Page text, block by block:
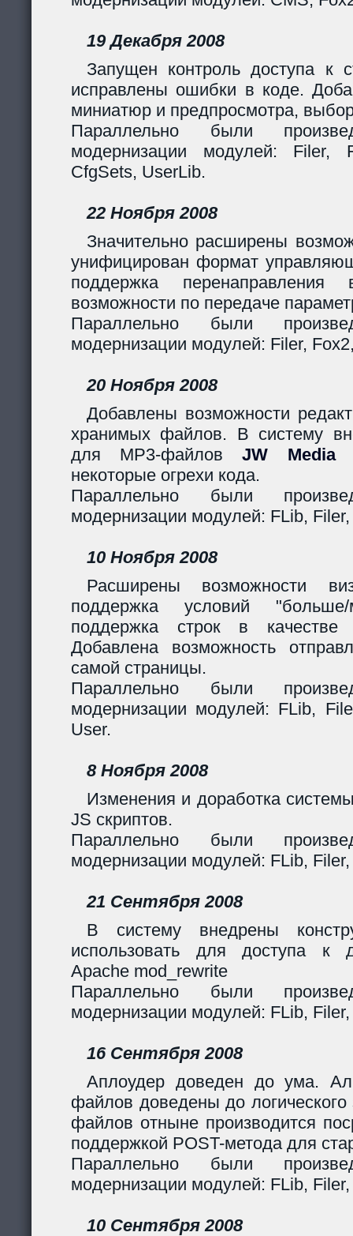
19 Декабря 2008
Запущен контроль доступа к
исправлены ошибки в коде.
миниатюр и предпросмотра,
Параллельно были
модернизации модулей: Filer,
CfgSets, UserLib.
22 Ноября 2008
Значительно расширены
унифицирован формат
поддержка
возможности по передаче
Параллельно были
модернизации модулей: Filer,
20 Ноября 2008
Добавлены возможности
хранимых файлов. В систему
для MP3-файловJW Media
некоторые огрехи кода.
Параллельно были
модернизации модулей: FLib,
10 Ноября 2008
Расширены возможности
поддержка условий
поддержка строк в качестве
Добавлена возможность
самой страницы.
Параллельно были
модернизации модулей: FLib,
User.
8 Ноября 2008
Изменения и доработка
JS скриптов.
Параллельно были
модернизации модулей: FLib,
21 Сентября 2008
В систему внедрены
использовать для доступа к
Apache mod_rewrite
Параллельно были
модернизации модулей: FLib,
16 Сентября 2008
Аплоудер доведен до ума.
файлов доведены до логического
файлов отныне производится
поддержкой POST-метода для
Параллельно были
модернизации модулей: FLib,
10 Сентября 2008